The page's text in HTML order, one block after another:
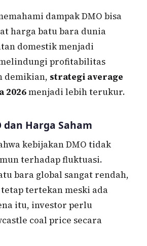
dampak DMO bisa
harga batu bara dunia
domestik menjadi
profitabilitas
demikian, strategi average
2026menjadi lebih terukur.
dan Harga Saham
kebijakan DMO tidak
terhadap fluktuasi.
bara global sangat rendah,
tertekan meski ada
itu, investor perlu
coal price secara